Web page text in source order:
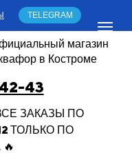
43
магазин
в Костроме
ЗАКАЗЫ ПО
ТОЛЬКО ПО
TELEGRAM